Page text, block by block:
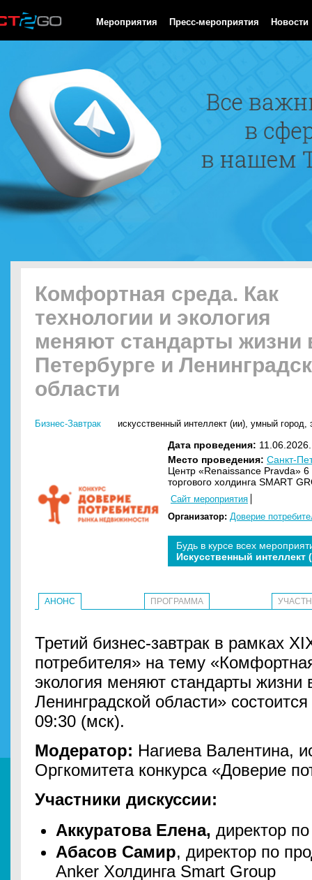
Мероприятия Пресс-мероприятия Новости
Комфортная среда. Как
технологии и экология
меняют стандарты жизни
Петербурге и
области
Бизнес-Завтрак искусственный интеллект (ии), умный город,
Дата проведения:
Место проведения: Санкт-
Центр «Renaissance Pravda» 6
торгового холдинга SMART
Сайт мероприятия
Организатор: Доверие
Будь в курсе всех
Искусственный интеллект
АНОНС ПРОГРАММА
Третий бизнес-завтрак в рамках
потребителя» на тему
экология меняют стандарты жизни
Ленинградской области»
09:30 (мск).
Модератор: Нагиева Валентина,
Оргкомитета конкурса «Доверие
Участники дискуссии:
Аккуратова Елена, директор
Абасов Самир, директор по
Anker Холдинга Smart Group